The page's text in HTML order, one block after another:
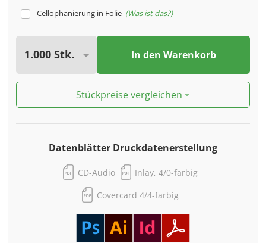
Cellophanierung in Folie Was ist das?
In den Warenkorb
Stückpreise vergleichen
Datenblätter Druckdatenerstellung
CD-Audio Inlay, 4/0-farbig
Covercard 4/4-farbig